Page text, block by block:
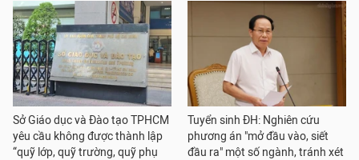
Sở Giáo dục và Đào tạo TPHCM
yêu cầu không được thành lập
“quỹ lớp, quỹ trường, quỹ phụ
Tuyển sinh ĐH: Nghiên cứu
phương án "mở đầu vào, siết
đầu ra" một số ngành, tránh xét